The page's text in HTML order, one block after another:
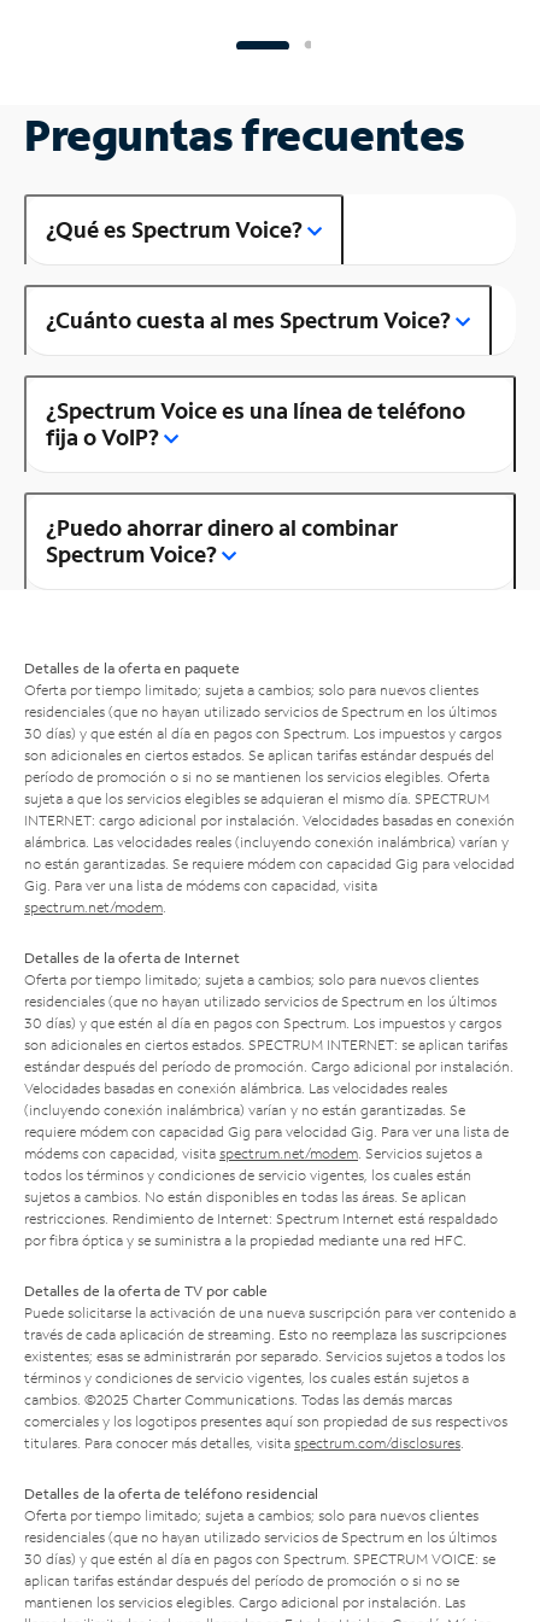
Preguntas frecuentes
¿Qué es Spectrum Voice?
¿Cuánto cuesta al mes Spectrum Voice?
¿Spectrum Voice es una línea de teléfono
fija o VoIP?
¿Puedo ahorrar dinero al combinar
Spectrum Voice?
Detalles de la oferta en paquete
Oferta por tiempo limitado; sujeta a cambios; solo para nuevos clientes
residenciales (que no hayan utilizado servicios de Spectrum en los últimos
30 días) y que estén al día en pagos con Spectrum. Los impuestos y cargos
son adicionales en ciertos estados. Se aplican tarifas estándar después del
período de promoción o si no se mantienen los servicios elegibles. Oferta
sujeta a que los servicios elegibles se adquieran el mismo día. SPECTRUM
INTERNET: cargo adicional por instalación. Velocidades basadas en conexión
alámbrica. Las velocidades reales (incluyendo conexión inalámbrica) varían y
no están garantizadas. Se requiere módem con capacidad Gig para velocidad
Gig. Para ver una lista de módems con capacidad, visita
spectrum.net/modem
Detalles de la oferta de Internet
Oferta por tiempo limitado; sujeta a cambios; solo para nuevos clientes
residenciales (que no hayan utilizado servicios de Spectrum en los últimos
30 días) y que estén al día en pagos con Spectrum. Los impuestos y cargos
son adicionales en ciertos estados. SPECTRUM INTERNET: se aplican tarifas
estándar después del período de promoción. Cargo adicional por instalación.
Velocidades basadas en conexión alámbrica. Las velocidades reales
(incluyendo conexión inalámbrica) varían y no están garantizadas. Se
requiere módem con capacidad Gig para velocidad Gig. Para ver una lista de
módems con capacidad, visita spectrum.net/modem . Servicios sujetos a
todos los términos y condiciones de servicio vigentes, los cuales están
sujetos a cambios. No están disponibles en todas las áreas. Se aplican
restricciones. Rendimiento de Internet: Spectrum Internet está respaldado
por fibra óptica y se suministra a la propiedad mediante una red HFC.
Detalles de la oferta de TV por cable
Puede solicitarse la activación de una nueva suscripción para ver contenido a
través de cada aplicación de streaming. Esto no reemplaza las suscripciones
existentes; esas se administrarán por separado. Servicios sujetos a todos los
términos y condiciones de servicio vigentes, los cuales están sujetos a
cambios. ©2025 Charter Communications. Todas las demás marcas
comerciales y los logotipos presentes aquí son propiedad de sus respectivos
titulares. Para conocer más detalles, visita spectrum.com/disclosures
Detalles de la oferta de teléfono residencial
Oferta por tiempo limitado; sujeta a cambios; solo para nuevos clientes
residenciales (que no hayan utilizado servicios de Spectrum en los últimos
30 días) y que estén al día en pagos con Spectrum. SPECTRUM VOICE: se
aplican tarifas estándar después del período de promoción o si no se
mantienen los servicios elegibles. Cargo adicional por instalación. Las